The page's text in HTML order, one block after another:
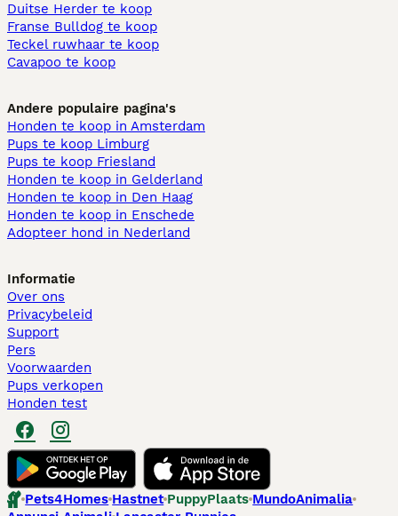
Duitse Herder te koop
Franse Bulldog te koop
Teckel ruwhaar te koop
Cavapoo te koop
Andere populaire pagina's
Honden te koop in Amsterdam
Pups te koop Limburg​
Pups te koop Friesland​
Honden te koop in Gelderland
Honden te koop in Den Haag
Honden te koop in Enschede
Adopteer hond in Nederland
Informatie
Over ons
Privacybeleid
Support
Pers
Voorwaarden
Pups verkopen
Honden test
Pets4Homes Hastnet PuppyPlaats MundoAnimalia